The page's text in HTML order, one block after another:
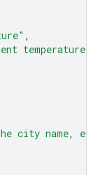
,
city name,